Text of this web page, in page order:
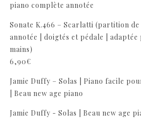
piano complète annotée
Sonate K.466 – Scarlatti (partition de
annotée | doigtés et pédale | adaptée
mains)
6,90€
Jamie Duffy – Solas | Piano facile
| Beau new age piano
Jamie Duffy - Solas | Beau new age